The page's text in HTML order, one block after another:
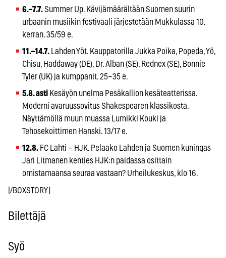
6.–7.7.Summer Up. Kävijämäärältään Suomen suurin
urbaanin musiikin festivaali järjestetään Mukkulassa 10.
kerran. 35/59 e.
11.–14.7. Lahden Yöt. Kauppatorilla Jukka Poika, Popeda, Yö,
Chisu, Haddaway (DE), Dr. Alban (SE), Rednex (SE), Bonnie
Tyler (UK) ja kumppanit. 25–35 e.
5.8. asti Kesäyön unelma Pesäkallion kesäteatterissa.
Moderni avaruussovitus Shakespearen klassikosta.
Näyttämöllä muun muassa Lumikki Kouki ja
Tehosekoittimen Hanski. 13/17 e.
12.8. FC Lahti – HJK. Pelaako Lahden ja Suomen kuningas
Jari Litmanen kenties HJK:n paidassa osittain
omistamaansa seuraa vastaan? Urheilukeskus, klo 16.
[/BOXSTORY]
Bilettäjä
Syö